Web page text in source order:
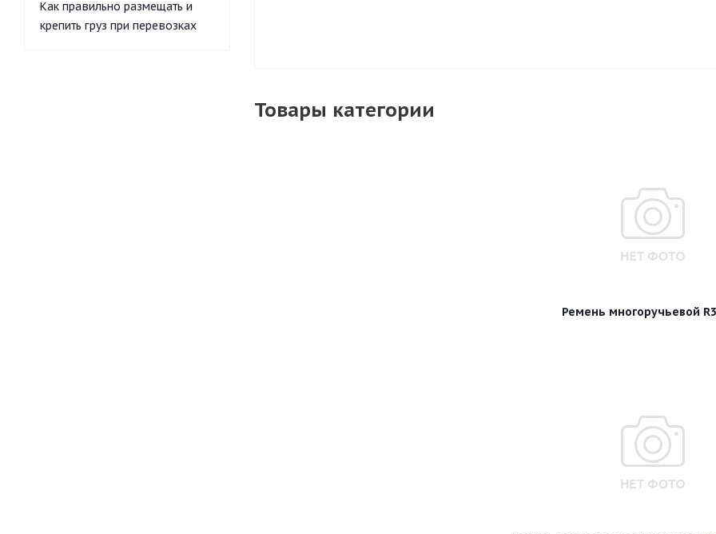
Товары категории
Ремень многоручьевой
Как правильно размещать и
крепить груз при перевозках